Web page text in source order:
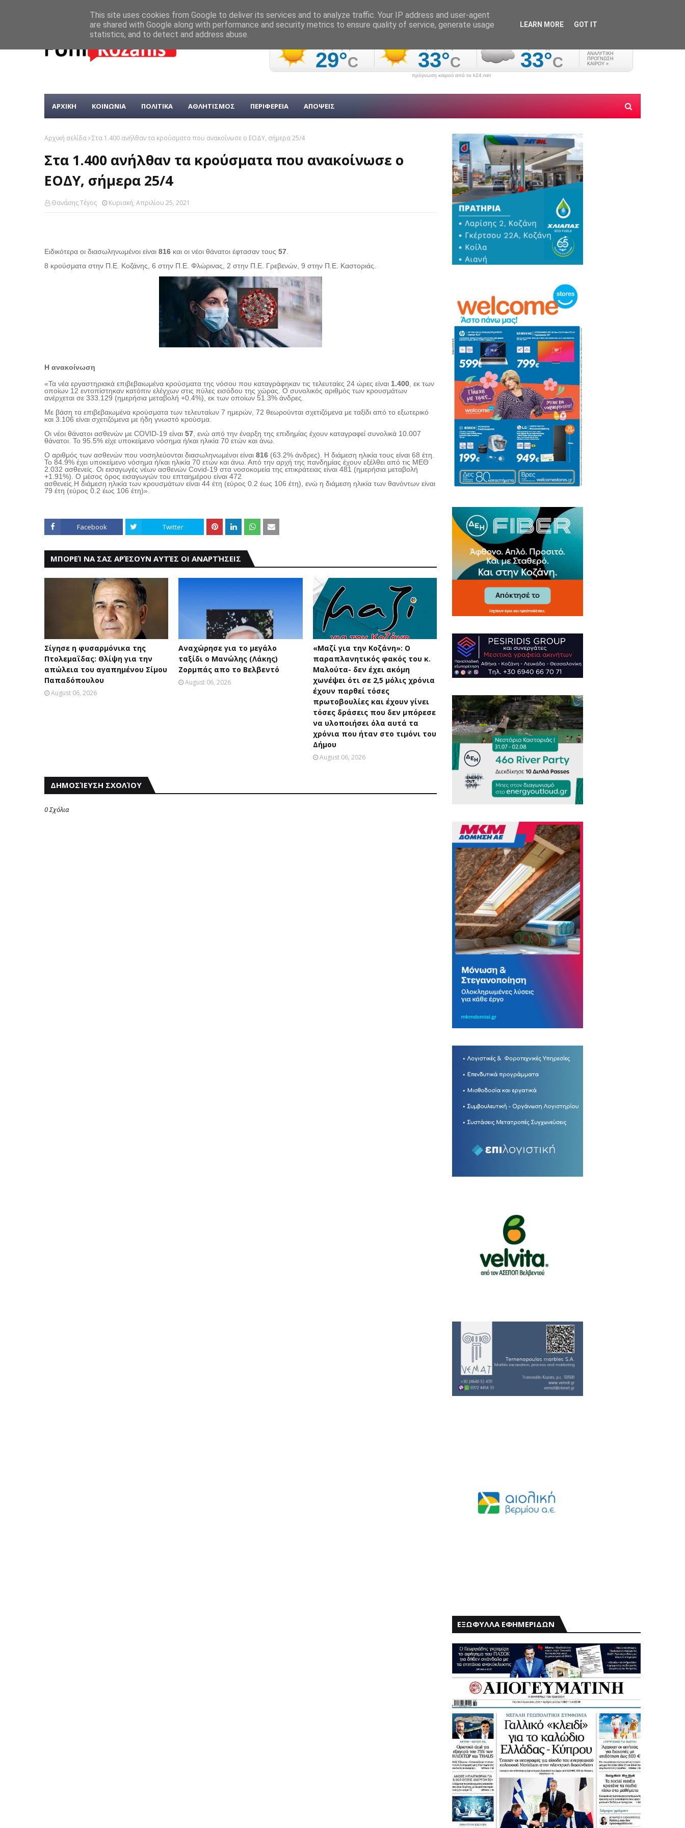
πρόγνωση καιρού από το k24.net
ΑΡΧΙΚΗ ΚΟΙΝΩΝΙΑ ΠΟΛΙΤΙΚΑ ΑΘΛΗΤΙΣΜΟΣ ΠΕΡΙΦΕΡΕΙΑ ΑΠΟΨΕΙΣ
Αρχική σελίδα Στα 1.400 ανήλθαν τα κρούσματα που ανακοίνωσε ο ΕΟΔΥ, σήμερα 25/4
Στα 1.400 ανήλθαν τα κρούσματα που ανακοίνωσε ο
ΕΟΔΥ, σήμερα 25/4
Θανάσης Τέγος Κυριακή, Απριλίου 25, 2021
Ειδικότερα οι διασωληνωμένοι είναι 816 και οι νέοι θάνατοι έφτασαν τους 57
8 κρούσματα στην Π.Ε. Κοζάνης, 6 στην Π.Ε. Φλώρινας, 2 στην Π.Ε. Γρεβενών, 9 στην Π.Ε. Καστοριάς.
Η ανακοίνωση
«Τα νέα εργαστηριακά επιβεβαιωμένα κρούσματα της νόσου που καταγράφηκαν τις τελευταίες 24 ώρες είναι 1.400 , εκ των
οποίων 12 εντοπίστηκαν κατόπιν ελέγχων στις πύλες εισόδου της χώρας. Ο συνολικός αριθμός των κρουσμάτων
ανέρχεται σε 333.129 (ημερήσια μεταβολή +0.4%), εκ των οποίων 51.3% άνδρες.
Με βάση τα επιβεβαιωμένα κρούσματα των τελευταίων 7 ημερών, 72 θεωρούνται σχετιζόμενα με ταξίδι από το εξωτερικό
και 3.106 είναι σχετιζόμενα με ήδη γνωστό κρούσμα.
Οι νέοι θάνατοι ασθενών με COVID-19 είναι 57 , ενώ από την έναρξη της επιδημίας έχουν καταγραφεί συνολικά 10.007
θάνατοι. Το 95.5% είχε υποκείμενο νόσημα ή/και ηλικία 70 ετών και άνω.
Ο αριθμός των ασθενών που νοσηλεύονται διασωληνωμένοι είναι 816 (63.2% άνδρες). Η διάμεση ηλικία τους είναι 68 έτη.
To 84.9% έχει υποκείμενο νόσημα ή/και ηλικία 70 ετών και άνω. Από την αρχή της πανδημίας έχουν εξέλθει από τις ΜΕΘ
2.032 ασθενείς. Οι εισαγωγές νέων ασθενών Covid-19 στα νοσοκομεία της επικράτειας είναι 481 (ημερήσια μεταβολή
+1.91%). Ο μέσος όρος εισαγωγών του επταημέρου είναι 472
ασθενείς.Η διάμεση ηλικία των κρουσμάτων είναι 44 έτη (εύρος 0.2 έως 106 έτη), ενώ η διάμεση ηλικία των θανόντων είναι
79 έτη (εύρος 0.2 έως 106 έτη)».
Facebook Twitter
ΜΠΟΡΕΊ ΝΑ ΣΑΣ ΑΡΈΣΟΥΝ ΑΥΤΈΣ ΟΙ ΑΝΑΡΤΉΣΕΙΣ
Σίγησε η φυσαρμόνικα της
Πτολεμαΐδας: Θλίψη για την
απώλεια του αγαπημένου Σίμου
Παπαδόπουλου
August 06, 2026
Αναχώρησε για το μεγάλο
ταξίδι ο Μανώλης (Λάκης)
Ζορμπάς απο το Βελβεντό
August 06, 2026
«Μαζί για την Κοζάνη»: Ο
παραπλανητικός φακός του κ.
Μαλούτα- δεν έχει ακόμη
χωνέψει ότι σε 2,5 μόλις χρόνια
έχουν παρθεί τόσες
πρωτοβουλίες και έχουν γίνει
τόσες δράσεις που δεν μπόρεσε
να υλοποιήσει όλα αυτά τα
χρόνια που ήταν στο τιμόνι του
Δήμου
August 06, 2026
ΔΗΜΟΣΊΕΥΣΗ ΣΧΟΛΊΟΥ
0 Σχόλια
ΕΞΩΦΥΛΛΑ ΕΦΗΜΕΡΙΔΩΝ
This site uses cookies from Google to deliver its services and to analyze traffic. Your IP address and user-agent
are shared with Google along with performance and security metrics to ensure quality of service, generate usage
statistics, and to detect and address abuse.
LEARN MORE GOT IT